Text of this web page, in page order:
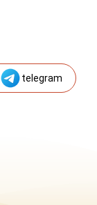
telegram